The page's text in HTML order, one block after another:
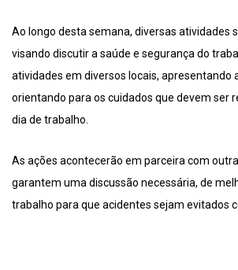
Ao longo desta semana, diversas atividades
visando discutir a saúde e segurança do
atividades em diversos locais, apresentando
orientando para os cuidados que devem ser
dia de trabalho.
As ações acontecerão em parceira com
garantem uma discussão necessária, de
trabalho para que acidentes sejam evitados